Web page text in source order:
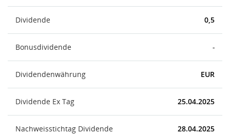
Dividende 0,5
Bonusdividende -
Dividendenwährung EUR
Dividende Ex Tag 25.04.2025
Nachweisstichtag Dividende 28.04.2025